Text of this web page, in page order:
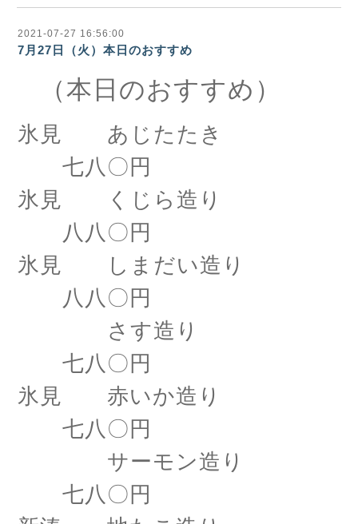
2021-07-27 16:56:00
7月27日（火）本日のおすすめ
（本日のおすすめ）
氷見 あじたたき
七八〇円
氷見 くじら造り
八八〇円
氷見 しまだい造り
八八〇円
さす造り
七八〇円
氷見 赤いか造り
七八〇円
サーモン造り
七八〇円